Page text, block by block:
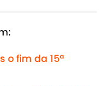
o fim da 15ª